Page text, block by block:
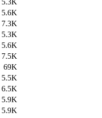
5.6K
7.3K
5.3K
5.6K
7.5K
69K
5.5K
6.5K
5.9K
5.9K